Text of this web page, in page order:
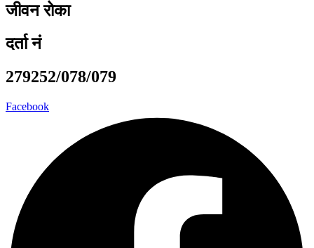
जीवन रोका
दर्ता नं
279252/078/079
Facebook